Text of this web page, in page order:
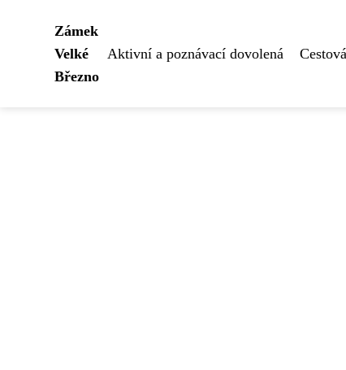
Zámek
Velké
Březno
Aktivní a poznávací dovolená